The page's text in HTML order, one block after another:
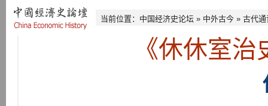
当前位置： 中国经济史论坛 » 中外古今 » 古代通
《休休室